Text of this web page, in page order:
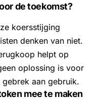
de toekomst?
koersstijging
denken van niet.
helpt op
oplossing is voor
aan gebruik.
mee te maken